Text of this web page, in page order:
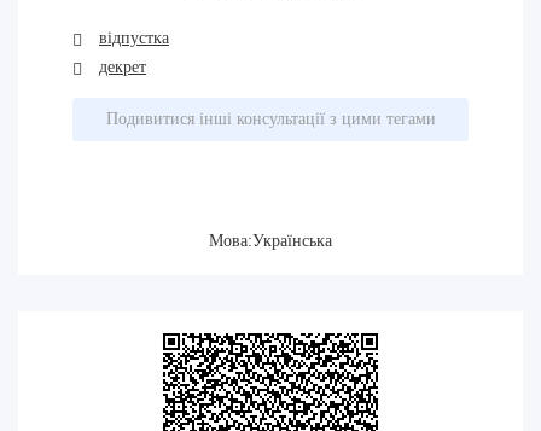
відпустка
декрет
Подивитися інші консультації з цими тегами
Мова:Українська